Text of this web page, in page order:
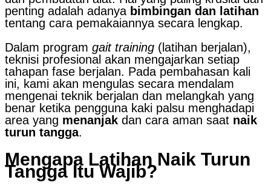
penting adalah adanya bimbingan dan latihan
tentang cara pemakaiannya secara lengkap.
Dalam program gait training (latihan berjalan),
teknisi profesional akan mengajarkan setiap
tahapan fase berjalan. Pada pembahasan kali
ini, kami akan mengulas secara mendalam
mengenai teknik berjalan dan melangkah yang
benar ketika pengguna kaki palsu menghadapi
area yang menanjak dan cara aman saat naik
turun tangga.
Mengapa Latihan Naik Turun
Tangga Itu Wajib?